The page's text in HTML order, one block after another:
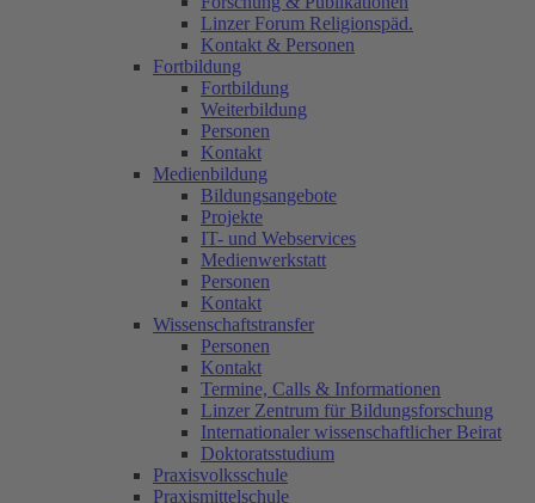
Linzer Forum Religionspäd.
Kontakt & Personen
Fortbildung
Fortbildung
Weiterbildung
Personen
Kontakt
Medienbildung
Bildungsangebote
Projekte
IT- und Webservices
Medienwerkstatt
Personen
Kontakt
Wissenschaftstransfer
Personen
Kontakt
Termine, Calls & Informationen
Linzer Zentrum für Bildungsforschung
Internationaler wissenschaftlicher Beirat
Doktoratsstudium
Praxisvolksschule
Praxismittelschule